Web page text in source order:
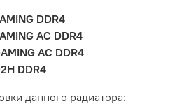
DDR4
AC DDR4
AC DDR4
DDR4
данного радиатора: